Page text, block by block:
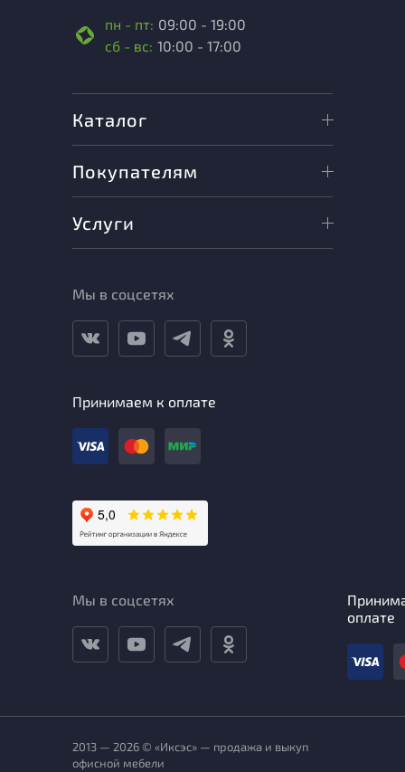
пн - пт: 09:00 - 19:00
сб - вс: 10:00 - 17:00
Каталог
Покупателям
Услуги
Мы в соцсетях
Принимаем к оплате
Мы в соцсетях
оплате
2013 — 2026 © «Иксэс» — продажа и выкуп
офисной мебели